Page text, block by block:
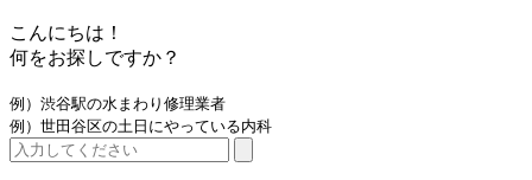
こんにちは！
何をお探しですか？
例）渋谷駅の水まわり修理業者
例）世田谷区の土日にやっている内科